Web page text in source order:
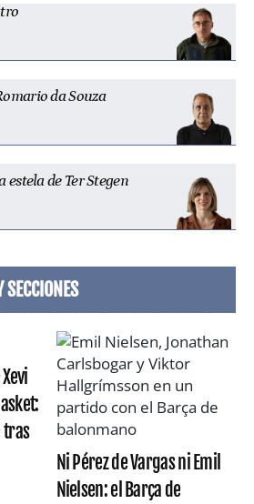
da Souza
estela de Ter Stegen
tras
Ni Pérez de Vargas ni Emil
Nielsen: el Barça de